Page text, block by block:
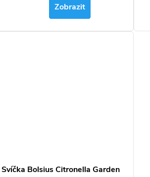
Zobrazit
Svíčka Bolsius Citronella Garden